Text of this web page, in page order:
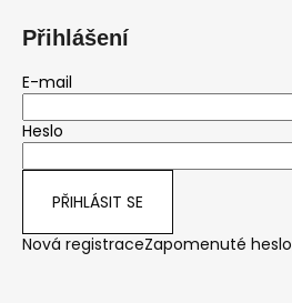
Přihlášení
E-mail
Heslo
PŘIHLÁSIT SE
Nová registraceZapomenuté heslo